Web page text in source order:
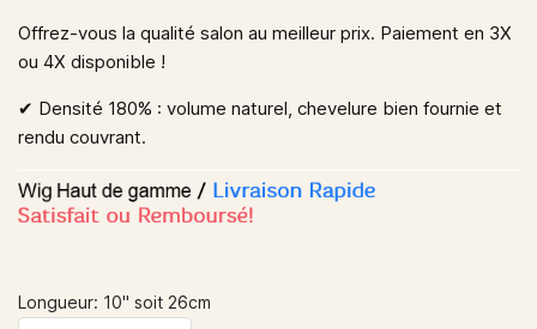
Offrez-vous la qualité salon au meilleur prix. Paiement en 3X
ou 4X disponible !
✔︎ Densité 180% : volume naturel, chevelure bien fournie et
rendu couvrant.
Longueur: 10" soit 26cm